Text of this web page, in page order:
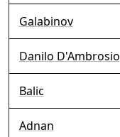
Galabinov
Danilo D'Ambrosio
Balic
Adnan